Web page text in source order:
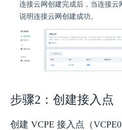
连接云网创建完成后，当连接云
说明连接云网创建成功。
步骤2：创建接入点
创建 VCPE 接入点（